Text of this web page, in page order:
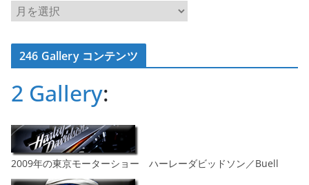
ア
ー
カ
イ246 Gallery コンテンツ
2 Gallery:
2009年の東京モーターショー ハーレーダビッドソン／Buell